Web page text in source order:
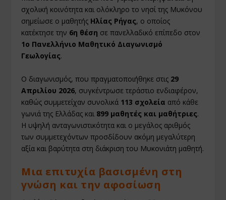
σχολική κοινότητα και ολόκληρο το νησί της Μυκόνου
σημείωσε ο μαθητής Ηλίας Ρήγας, ο οποίος
κατέκτησε την 6η θέση σε πανελλαδικό επίπεδο στον
1ο Πανελλήνιο Μαθητικό Διαγωνισμό
Γεωλογίας.
Ο διαγωνισμός, που πραγματοποιήθηκε στις 29
Απριλίου 2026, συγκέντρωσε τεράστιο ενδιαφέρον,
καθώς συμμετείχαν συνολικά 113 σχολεία από κάθε
γωνιά της Ελλάδας και 899 μαθητές και μαθήτριες.
Η υψηλή ανταγωνιστικότητα και ο μεγάλος αριθμός
των συμμετεχόντων προσδίδουν ακόμη μεγαλύτερη
αξία και βαρύτητα στη διάκριση του Μυκονιάτη μαθητή.
Μια επιτυχία βασισμένη στη
γνώση και την αφοσίωση